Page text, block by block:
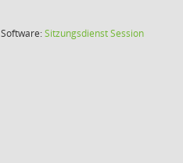
Software:SitzungsdienstSession(Wird in